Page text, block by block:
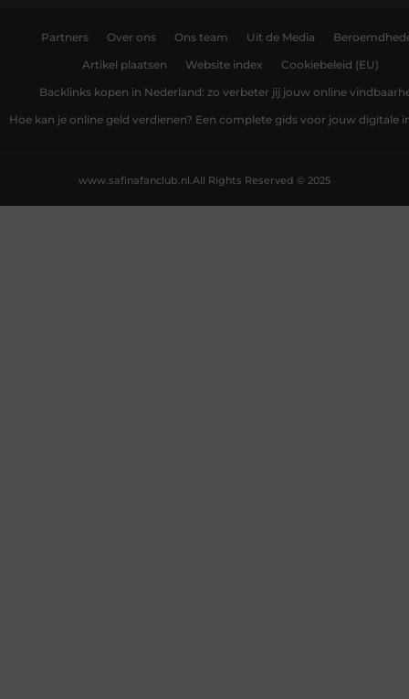
Partners Over ons Ons team Uit de Media
Artikel plaatsen Website index Cookiebeleid (EU)
Backlinks kopen in Nederland: zo verbeter jij jouw online
Hoe kan je online geld verdienen? Een complete gids voor jouw digitale
All Rights Reserved © 2025
www.safinafanclub.nl.